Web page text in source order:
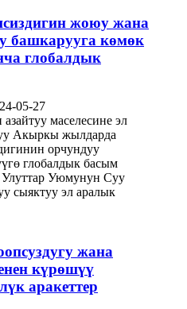
жоюу жана
башкарууга көмөк
глобалдык
05-27
маселесине эл
Акыркы жылдарда
орчундуу
глобалдык басым
Уюмунун Суу
сыяктуу эл аралык
жана
күрөшүү
аракеттер